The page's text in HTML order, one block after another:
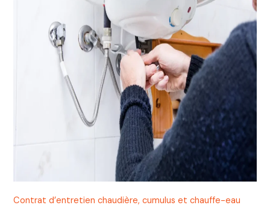
Contrat d’entretien chaudière, cumulus et chauffe-eau